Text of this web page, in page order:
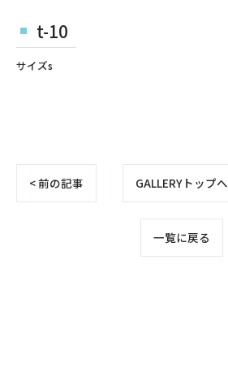
t-10
サイズs
< 前の記事 GALLERYトップへ
一覧に戻る